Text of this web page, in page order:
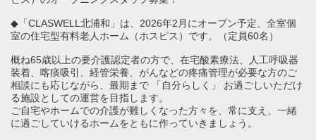
◆「CLASWELL北浦和」は、2026年2月にオープン予定、全室個
室の住宅型有料老人ホーム（ホスピス）です。（定員60名）
概ね65歳以上の要介護認定者の方で、在宅酸素療法、人工呼吸器
装着、喀痰吸引、経管栄養、がんなどの疼痛管理が必要な方のご
相談にも応じながら、最期まで 「自分らしく」 お過ごしいただけ
る施設としての運営を目指します。
ご自宅やホームでの介護が難しくなった方々を、常に支え、一緒
に過ごしていけるホームをともに作っていきましょう。